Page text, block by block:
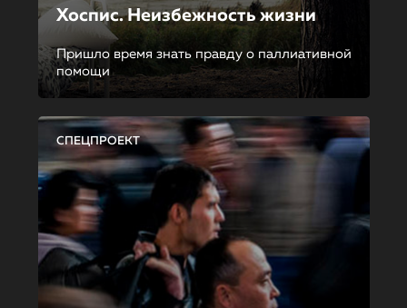
Хоспис. Неизбежность жизни
Пришло время знать правду о паллиативной
помощи
СПЕЦПРОЕКТ